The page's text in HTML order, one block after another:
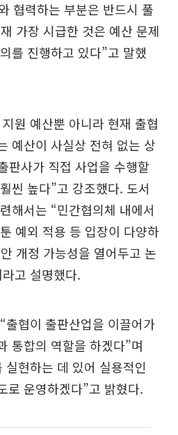
협력하는 부분은 반드시 풀
가장 시급한 것은 예산 문제
를 진행하고 있다”고 말했
원 예산뿐 아니라 현재 출협
예산이 사실상 전혀 없는 상
판사가 직접 사업을 수행할
씬 높다”고 강조했다. 도서
해서는 “민간협의체 내에서
예외 적용 등 입장이 다양하
개정 가능성을 열어두고 논
고 설명했다.
출협이 출판산업을 이끌어가
통합의 역할을 하겠다”며
현하는 데 있어 실용적인
로 운영하겠다”고 밝혔다.